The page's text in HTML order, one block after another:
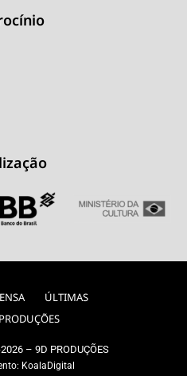
ÚLTIMAS
– 9D PRODUÇÕES
KoalaDigital